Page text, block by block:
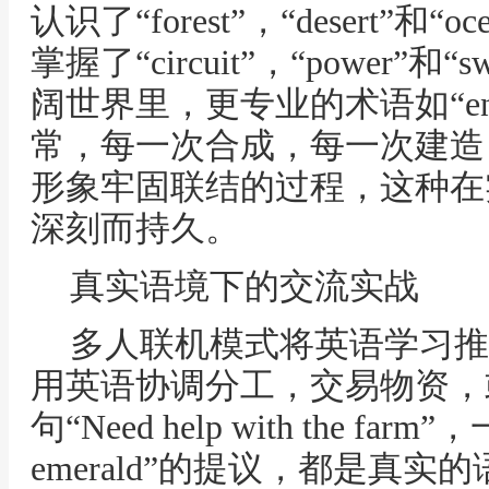
认识了“forest”，“desert”和
掌握了“circuit”，“power”和
阔世界里，更专业的术语如
常，每一次合成，每一次建
形象牢固联结的过程，这种
深刻而持久。
真实语境下的交流实战
多人联机模式将英语学习
用英语协调分工，交易物资
句“Need help with the farm”，
emerald”的提议，都是真实